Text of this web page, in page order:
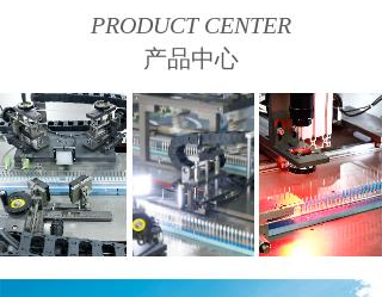
PRODUCT CENTER
产品中心